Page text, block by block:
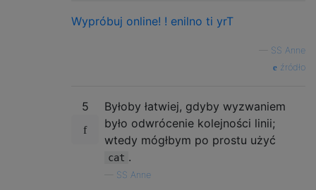
Wypróbuj online! ! enilno ti yrT
SS Anne
źródło
5
Byłoby łatwiej, gdyby wyzwaniem
było odwrócenie kolejności linii;
wtedy mógłbym po prostu użyć
cat .
SS Anne